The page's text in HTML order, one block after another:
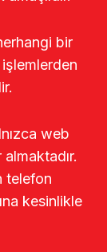
bir
web
telefon
kesinlikle